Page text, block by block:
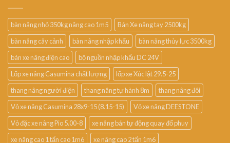
bàn nâng nhỏ 350kg nâng cao 1m5
Bán Xe nâng tay 2500kg
bàn nâng cây cảnh
bàn nâng nhập khẩu
bàn nâng thủy lực 3500kg
bán xe nâng điện cao
bộ nguồn nhập khẩu DC 24V
Lốp xe nâng Casumina chất lượng
lốp xe Xúc lật 29.5-25
thang nâng người điện
thang nâng tự hành 8m
thang nâng đôi
Vỏ xe nâng Casumina 28x9-15 (8.15-15)
Vỏ xe nâng DEESTONE
Vỏ đặc xe nâng Pio 5.00-8
xe nâng bán tự động quay đổ phuy
xe nâng cao 1 tấn cao 1m6
xe nâng cao 2 tấn 1m6